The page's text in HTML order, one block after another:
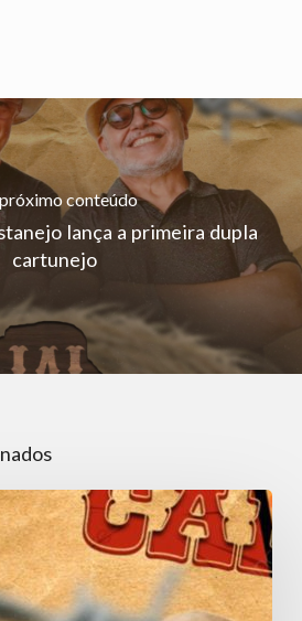
conteúdo
lança a primeira dupla
cartunejo